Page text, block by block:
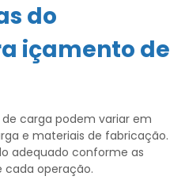
do
içamento de
carga podem variar em
e materiais de fabricação.
adequado conforme as
cada operação.